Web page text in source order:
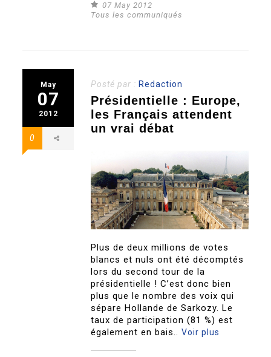
07 May 2012
Tous les communiqués
May
07
2012
0
Posté par : Redaction
Présidentielle : Europe,
les Français attendent
un vrai débat
Plus de deux millions de votes
blancs et nuls ont été décomptés
lors du second tour de la
présidentielle ! C’est donc bien
plus que le nombre des voix qui
sépare Hollande de Sarkozy. Le
taux de participation (81 %) est
également en bais..Voir plus